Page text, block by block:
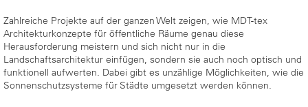
Zahlreiche Projekte auf der ganzen Welt zeigen, wie MDT-tex
Architekturkonzepte für öffentliche Räume genau diese
Herausforderung meistern und sich nicht nur in die
Landschaftsarchitektur einfügen, sondern sie auch noch optisch und
funktionell aufwerten. Dabei gibt es unzählige Möglichkeiten, wie die
Sonnenschutzsysteme für Städte umgesetzt werden können.